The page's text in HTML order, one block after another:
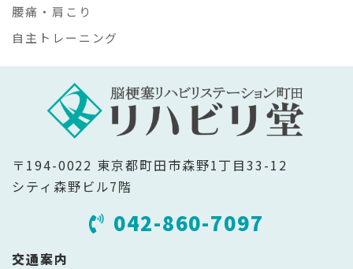
腰痛・肩こり
自主トレーニング
〒194-0022 東京都町田市森野1丁目33-12
シティ森野ビル7階
042-860-7097
交通案内